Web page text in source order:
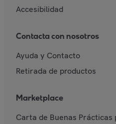
Accesibilidad
Contacta con nosotros
Ayuda y Contacto
Retirada de productos
Marketplace
Carta de Buenas